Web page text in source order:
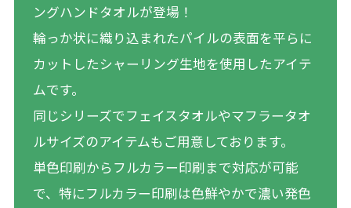
ングハンドタオルが登場！
輪っか状に織り込まれたパイルの表面を平らに
カットしたシャーリング生地を使用したアイテ
ムです。
同じシリーズでフェイスタオルやマフラータオ
ルサイズのアイテムもご用意しております。
単色印刷からフルカラー印刷まで対応が可能
で、特にフルカラー印刷は色鮮やかで濃い発色